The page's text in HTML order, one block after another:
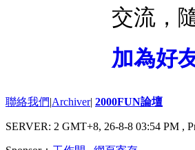
交流，
加為好
聯絡我們|Archiver| 2000FUN論壇
SERVER: 2 GMT+8, 26-8-8 03:54 PM ,